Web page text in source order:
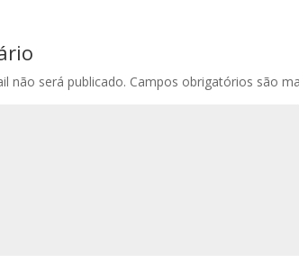
não será publicado. Campos obrigatórios são